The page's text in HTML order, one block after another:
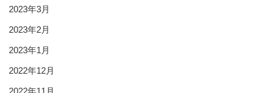
2023年3月
2023年2月
2023年1月
2022年12月
2022年11月